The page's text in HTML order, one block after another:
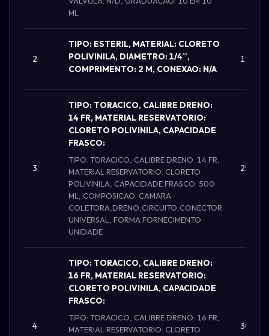
ML
2
TIPO: ESTERIL, MATERIAL: CLORETO
POLIVINILA, DIAMETRO: 1/4``,
COMPRIMENTO: 2 M, CONEXAO: N/A
3
TIPO: TORACICO, CALIBRE DRENO:
14 FR, MATERIAL RESERVATORIO:
CLORETO POLIVINILA, CAPACIDADE
FRASCO:
TIPO: TORACICO, CALIBRE DRENO: 14 FR,
MATERIAL RESERVATORIO: CLORETO
POLIVINILA, CAPACIDADE FRASCO: 500
ML, COMPOSICAO: CAMARA
COLETORA,DRENO,CIRCUITO,CONECTOR
UNIVERSAL, FORMA FORNECIMENTO:
UNIDADE
4
TIPO: TORACICO, CALIBRE DRENO:
16 FR, MATERIAL RESERVATORIO:
CLORETO POLIVINILA, CAPACIDADE
FRASCO:
TIPO: TORACICO, CALIBRE DRENO: 16 FR,
MATERIAL RESERVATORIO: CLORETO